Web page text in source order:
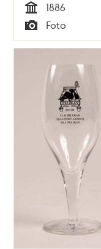
Tid
1886
Typ
Foto